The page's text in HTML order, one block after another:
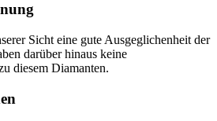
Sicht eine gute Ausgeglichenheit der
darüber hinaus keine
diesem Diamanten.